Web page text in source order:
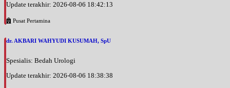
Jam 13:00 - 14:00
Jam 14:00 - 17:00
BPJS
Update terakhir: 2026-08-06 18:42:13
Pusat Pertamina
dr. AKBARI WAHYUDI KUSUMAH, SpU
Spesialis: Bedah Urologi
Update terakhir: 2026-08-06 18:38:38